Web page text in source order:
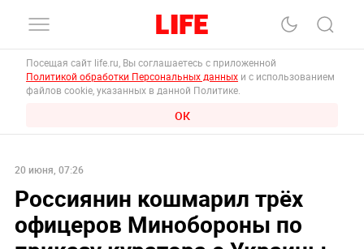
Посещая сайт life.ru, Вы соглашаетесь с приложенной
Политикой обработки Персональных данных и с использованием
файлов cookie, указанных в данной Политике.
ОК
20 июня, 07:26
Россиянин кошмарил трёх
офицеров Минобороны по